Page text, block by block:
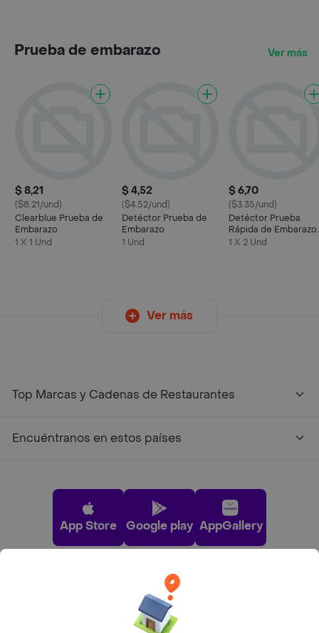
Prueba de embarazo Ver más
$ 8,21
($8.21/und)
Clearblue Prueba de
Embarazo
1 X 1 Und
$ 4,52
($4.52/und)
Detéctor Prueba de
Embarazo
1 Und
$ 6,70
($3.35/und)
Detéctor Prueba
Rápida de Embarazo
Gold
1 X 2 Und
Ver más
Top Marcas y Cadenas de Restaurantes
Encuéntranos en estos países
App Store Google play AppGallery
Pide tu comida favorita cerca de ti